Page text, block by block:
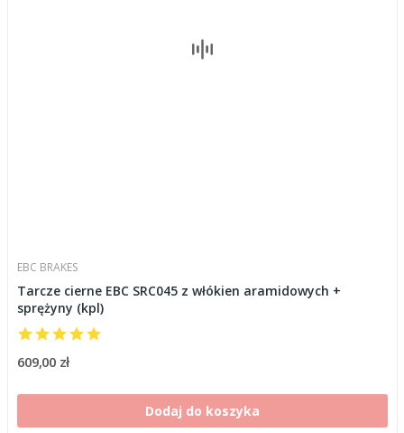
EBC BRAKES
Tarcze cierne EBC SRC045 z włókien aramidowych +
sprężyny (kpl)
609,00 zł
Dodaj do koszyka